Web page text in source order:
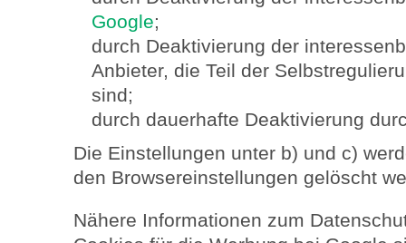
Google;
durch Deaktivierung der
Anbieter, die Teil der
sind;
durch dauerhafte Deaktivierung
Die Einstellungen unter b) und c)
den Browsereinstellungen gelöscht
Nähere Informationen zum